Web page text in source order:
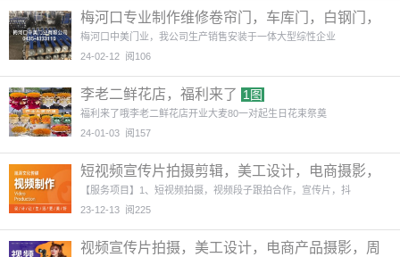
梅河口专业制作维修卷帘门，车库门，白钢门，
肯德基门，玻璃门。1图
梅河口中美门业，我公司生产销售安装于一体大型综性企业
24-02-12 阅106
李老二鲜花店，福利来了 1图
福利来了哦李老二鲜花店开业大麦80一对起生日花束祭奠
24-01-03 阅157
短视频宣传片拍摄剪辑，美工设计，电商摄影，
年会，周岁礼拍摄4图
【服务项目】1、短视频拍摄，视频段子跟拍合作，宣传片，抖
23-12-13 阅225
视频宣传片拍摄，美工设计，电商产品摄影，周